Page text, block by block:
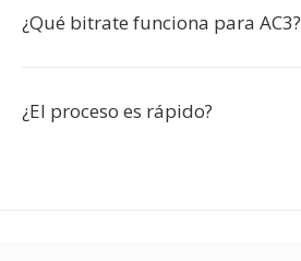
¿Qué bitrate funciona para AC3?
¿El proceso es rápido?